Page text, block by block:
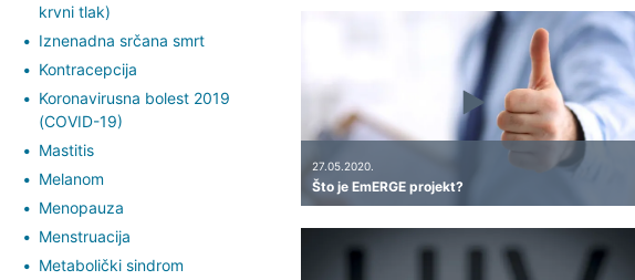
krvni tlak)
Iznenadna srčana smrt
Kontracepcija
Koronavirusna bolest 2019
(COVID-19)
Mastitis
Melanom
Menopauza
Menstruacija
Metabolički sindrom
27.05.2020.
Što je EmERGE projekt?